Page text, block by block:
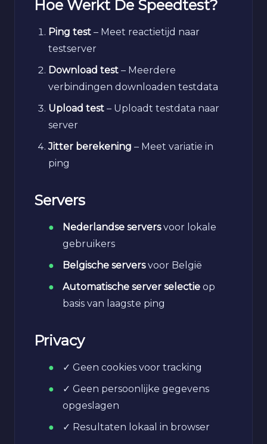
Hoe Werkt De Speedtest?
Ping test – Meet reactietijd naar
testserver
Download test – Meerdere
verbindingen downloaden testdata
Upload test – Uploadt testdata naar
server
Jitter berekening – Meet variatie in
ping
Servers
Nederlandse serversvoor lokale
gebruikers
Belgische serversvoor België
Automatische server selectie op
basis van laagste ping
Privacy
✓ Geen cookies voor tracking
✓ Geen persoonlijke gegevens
opgeslagen
✓ Resultaten lokaal in browser